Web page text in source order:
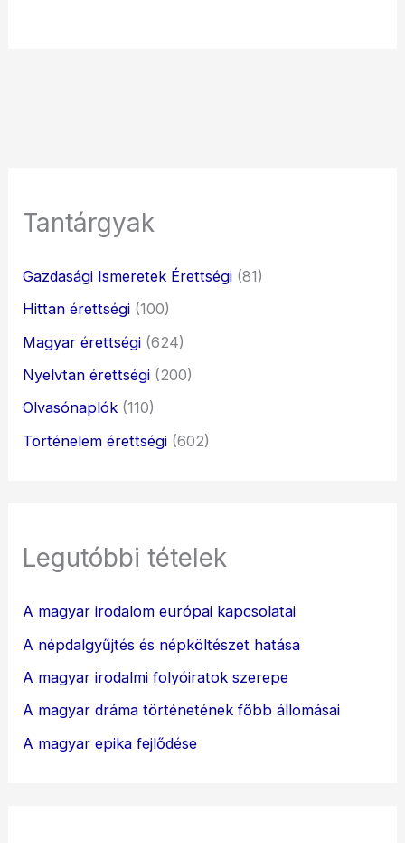
Tantárgyak
Gazdasági Ismeretek Érettségi (81)
Hittan érettségi (100)
Magyar érettségi (624)
Nyelvtan érettségi (200)
Olvasónaplók (110)
Történelem érettségi (602)
Legutóbbi tételek
A magyar irodalom európai kapcsolatai
A népdalgyűjtés és népköltészet hatása
A magyar irodalmi folyóiratok szerepe
A magyar dráma történetének főbb állomásai
A magyar epika fejlődése